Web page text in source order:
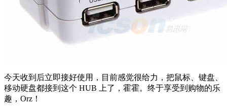
今天收到后立即接好使用，目前感觉很给力，把鼠标、键盘、
移动硬盘都接到这个 HUB 上了，霍霍。终于享受到购物的乐
趣，Orz！